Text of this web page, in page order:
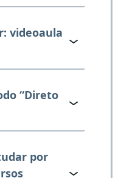
videoaula
“Direto
por